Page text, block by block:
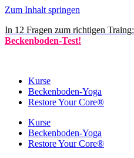
Zum Inhalt springen
In 12 Fragen zum richtigen Traing:
Beckenboden-Test!
Kurse
Becken­boden-Yoga
Restore Your Core®
Kurse
Becken­boden-Yoga
Restore Your Core®